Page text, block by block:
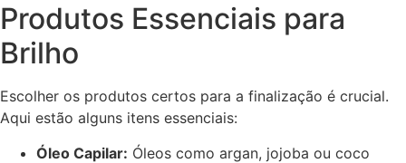
Produtos Essenciais para
Brilho
Escolher os produtos certos para a finalização é crucial.
Aqui estão alguns itens essenciais:
Óleo Capilar: Óleos como argan, jojoba ou coco